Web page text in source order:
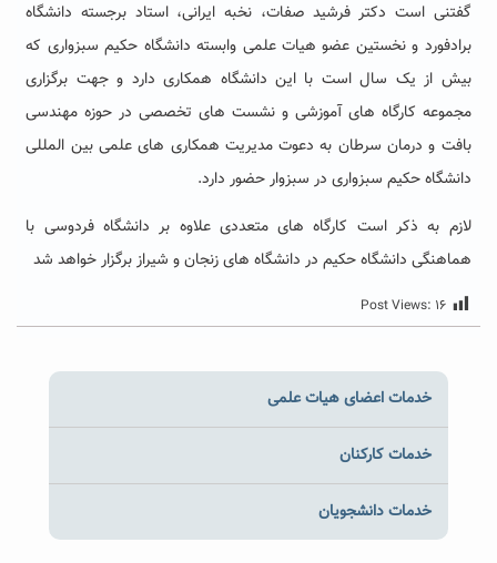
گفتنی است دکتر فرشید صفات، نخبه ایرانی، استاد برجسته دانشگاه
برادفورد و نخستین عضو هیات علمی وابسته دانشگاه حکیم سبزواری که
بیش از یک سال است با این دانشگاه همکاری دارد و جهت برگزاری
مجموعه کارگاه های آموزشی و نشست های تخصصی در حوزه مهندسی
بافت و درمان سرطان به دعوت مدیریت همکاری های علمی بین المللی
دانشگاه حکیم سبزواری در سبزوار حضور دارد.
لازم به ذکر است کارگاه های متعددی علاوه بر دانشگاه فردوسی با
هماهنگی دانشگاه حکیم در دانشگاه های زنجان و شیراز برگزار خواهد شد
Post Views: ۱۶
خدمات اعضای هیات علمی
خدمات کارکنان
خدمات دانشجویان